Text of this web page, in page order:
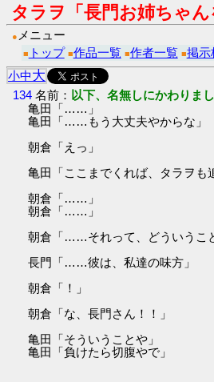
タラヲ「長門お姉ちゃん
● メニュー
■ トップ ■作品一覧 ■作者一覧 ■掲示
小中大
134 名前： 以下、名無しにかわりま
亀田「……」
亀田「……もう大丈夫やからな」
朝倉「えっ」
亀田「ここまでくれば、タラヲも
朝倉「……」
朝倉「……」
朝倉「……それって、どういうこ
長門「……彼は、私達の味方」
朝倉「！」
朝倉「な、長門さん！！」
亀田「そういうことや」
亀田「負けたら切腹やで」